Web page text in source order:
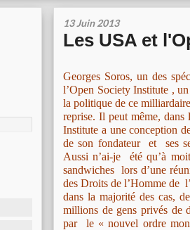
13 Juin 2013
Les USA et
Georges Soros, un des
l’Open Society Institute ,
la politique de ce
reprise. Il peut même, dans
Institute a une conception
de son fondateur et ses
Aussi n’ai-je été qu’à
sandwiches lors d’une
des Droits de l’Homme de
dans la majorité des cas,
millions de gens privés de
par le « nouvel ordre